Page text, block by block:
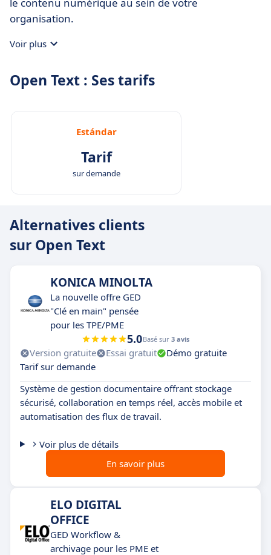
organisation.
Voir plus
Open Text : Ses tarifs
Estándar
Tarif
sur demande
Alternatives clients
sur Open Text
KONICA MINOLTA
La nouvelle offre GED
"Clé en main" pensée
pour les TPE/PME
5.0Basé sur 3 avis
Version gratuite Essai gratuit
Démo gratuite
Tarif sur demande
Système de gestion documentaire offrant stockage
sécurisé, collaboration en temps réel, accès mobile et
automatisation des flux de travail.
Voir plus de détails
En savoir plus
ELO DIGITAL
OFFICE
GED Workflow &
archivage pour les PME et